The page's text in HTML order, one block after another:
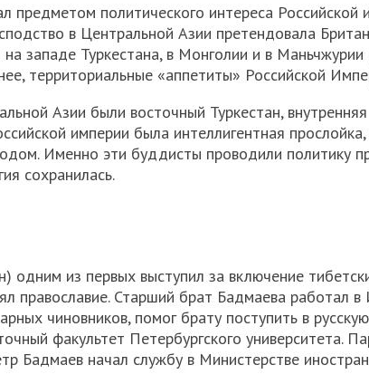
предметом политического интереса Российской
в Центральной Азии претендовала
на западе Туркестана, в Монголии и в
территориальные «аппетиты» Российской
Азии были восточный Туркестан,
империи была интеллигентная
Именно эти буддисты проводили политику
сохранилась.
из первых выступил за включение
православие. Старший брат Бадмаева работал в
чиновников, помог брату поступить в
факультет Петербургского университета.
Бадмаев начал службу в Министерстве